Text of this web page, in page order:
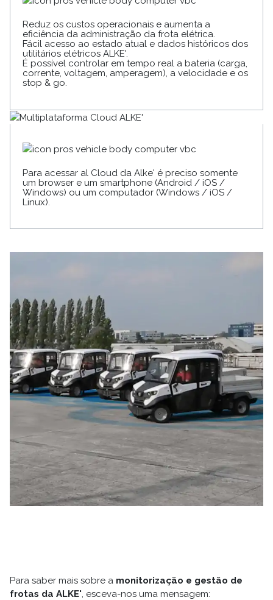
Reduz os custos operacionais e aumenta a
eficiência da administração da frota elétrica.
Fácil acesso ao estado atual e dados históricos dos
utilitários elétricos ALKE'.
É possível controlar em tempo real a bateria (carga,
corrente, voltagem, amperagem), a velocidade e os
stop & go.
Para acessar al Cloud da Alke' é preciso somente
um browser e um smartphone (Android / iOS /
Windows) ou um computador (Windows / iOS /
Linux).
Para saber mais sobre a monitorização e gestão de
frotas da ALKE', esceva-nos uma mensagem: